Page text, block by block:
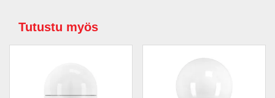
Tutustu myös